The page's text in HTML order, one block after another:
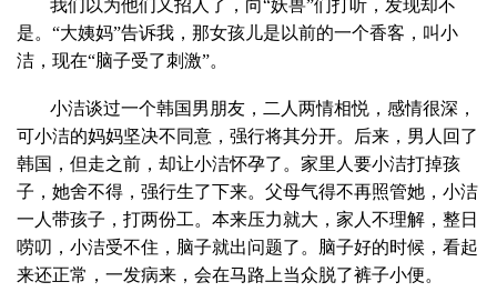
我们以为他们又招人了，向“妖兽”们打听，发现却不
是。“大姨妈”告诉我，那女孩儿是以前的一个香客，叫小
洁，现在“脑子受了刺激”。
小洁谈过一个韩国男朋友，二人两情相悦，感情很深，
可小洁的妈妈坚决不同意，强行将其分开。后来，男人回了
韩国，但走之前，却让小洁怀孕了。家里人要小洁打掉孩
子，她舍不得，强行生了下来。父母气得不再照管她，小洁
一人带孩子，打两份工。本来压力就大，家人不理解，整日
唠叨，小洁受不住，脑子就出问题了。脑子好的时候，看起
来还正常，一发病来，会在马路上当众脱了裤子小便。